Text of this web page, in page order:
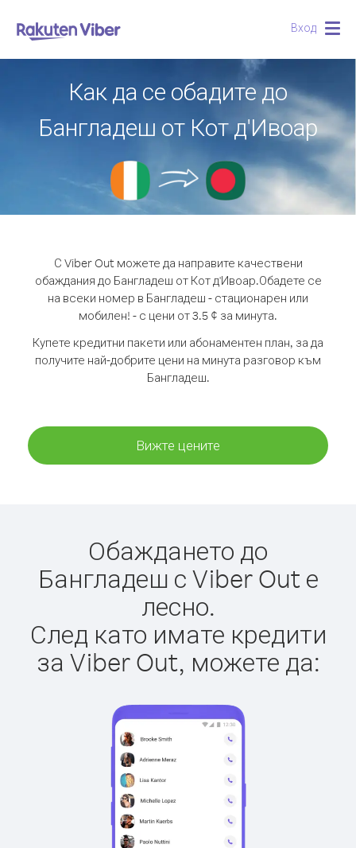
Вход
Как да се обадите до
Бангладеш от Кот д'Ивоар
С Viber Out можете да направите качествени
обаждания до Бангладеш от Кот д'Ивоар.Обадете се
на всеки номер в Бангладеш - стационарен или
мобилен! - с цени от 3.5 ¢ за минута.
Купете кредитни пакети или абонаментен план, за да
получите най-добрите цени на минута разговор към
Бангладеш.
Вижте цените
Обаждането до
Бангладеш с Viber Out е
лесно.
След като имате кредити
за Viber Out, можете да: